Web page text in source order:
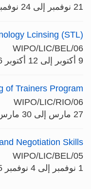
21 نوفمبر إلى 24 نوفمبر 2006 (تونس, تونس)
Lcinsing (STL)
WIPO/LIC/BEL/06
9 أكتوبر إلى 12 أكتوبر 2006 (بلغراد, صربيا)
of Trainers Program
WIPO/LIC/RIO/06
27 مارس إلى 30 مارس 2006 (ريو دي جانيرو, البرازيل)
Negotiation Skills
WIPO/LIC/BEL/05
1 نوفمبر إلى 4 نوفمبر 2005 (بلغراد, صربيا)